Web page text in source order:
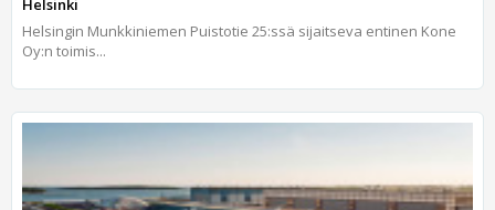
Helsinki
Helsingin Munkkiniemen Puistotie 25:ssä sijaitseva entinen Kone
Oy:n toimis...